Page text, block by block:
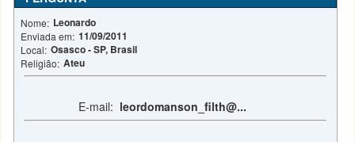
Nome: Leonardo
Enviada em: 11/09/2011
Local: Osasco - SP, Brasil
Religião: Ateu
E-mail: leordomanson_filth@...